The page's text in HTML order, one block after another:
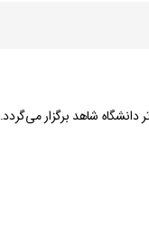
دانشگاه شاهد برگزار می‌گردد.